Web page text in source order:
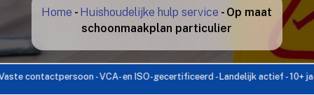
Home - Huishoudelijke hulp service - Op maat
schoonmaakplan particulier
- VCA- en ISO-gecertificeerd - Landelijk actief - 10+ jaar